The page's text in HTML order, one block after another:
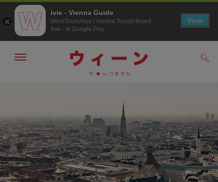
へ
ジ
の
ト
ッ
プ
へ
メ
非
表
示
ivie - Vienna Guide
WienTourismus / Vienna Tourist Board
free - In Google Play
View